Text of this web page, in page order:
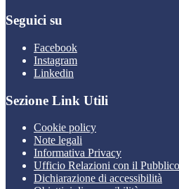
Seguici su
Facebook
Instagram
Linkedin
Sezione Link Utili
Cookie policy
Note legali
Informativa Privacy
Ufficio Relazioni con il Pubblico
Dichiarazione di accessibilità